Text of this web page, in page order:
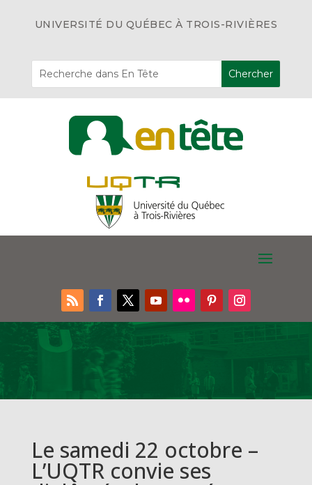
UNIVERSITÉ DU QUÉBEC À TROIS-RIVIÈRES
Le samedi 22 octobre –
L’UQTR convie ses